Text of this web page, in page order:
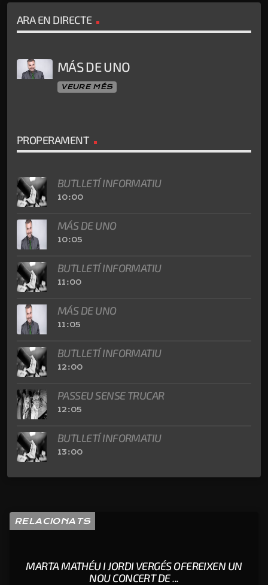
ARA EN DIRECTE
MÁS DE UNO
VEURE MÉS
PROPERAMENT
BUTLLETÍ INFORMATIU
10:00
MÁS DE UNO
10:05
BUTLLETÍ INFORMATIU
11:00
MÁS DE UNO
11:05
BUTLLETÍ INFORMATIU
12:00
PASSEU SENSE TRUCAR
12:05
BUTLLETÍ INFORMATIU
13:00
RELACIONATS
MARTA MATHÉU I JORDI VERGÉS OFEREIXEN UN
NOU CONCERT DE ...